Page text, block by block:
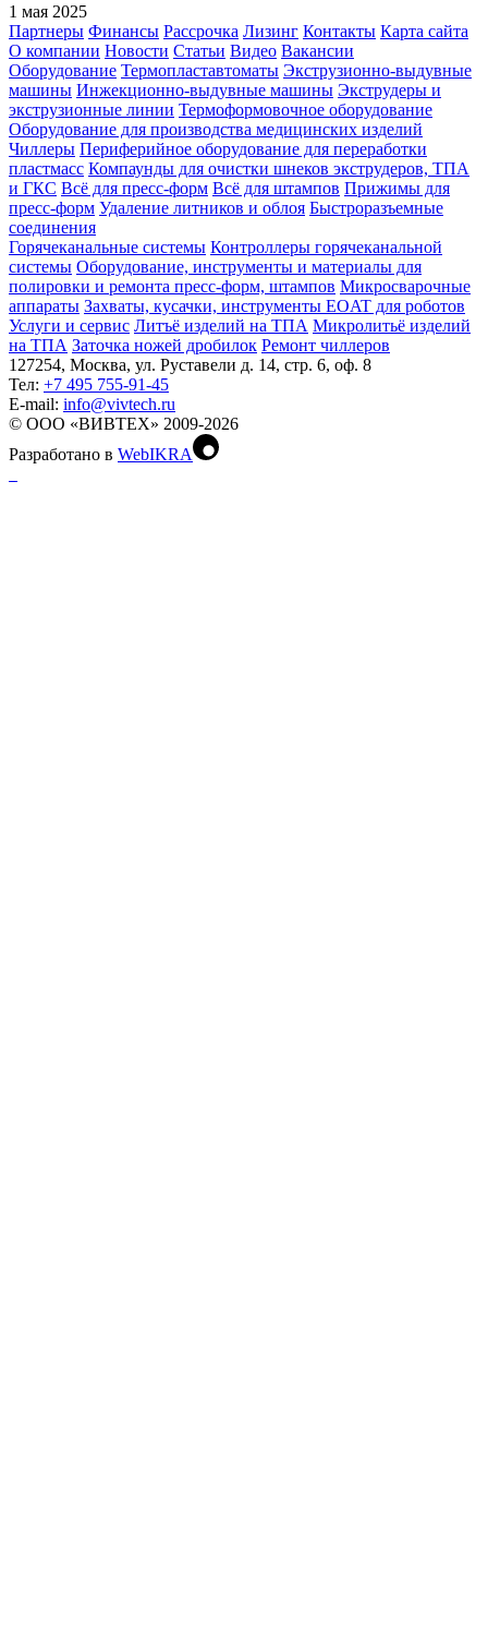
1 мая 2025
Партнеры Финансы Рассрочка Лизинг Контакты Карта сайта
О компании Новости Статьи Видео Вакансии
Оборудование Термопластавтоматы Экструзионно-выдувные
машины Инжекционно-выдувные машины Экструдеры и
экструзионные линии Термоформовочное оборудование
Оборудование для производства медицинских изделий
Чиллеры Периферийное оборудование для переработки
пластмасс Компаунды для очистки шнеков экструдеров, ТПА
и ГКС Всё для пресс-форм Всё для штампов Прижимы для
пресс-форм Удаление литников и облоя Быстроразъемные
соединения
Горячеканальные системы Контроллеры горячеканальной
системы Оборудование, инструменты и материалы для
полировки и ремонта пресс-форм, штампов Микросварочные
аппараты Захваты, кусачки, инструменты EOAT для роботов
Услуги и сервис Литъё изделий на ТПА Микролитьё изделий
на ТПА Заточка ножей дробилок Ремонт чиллеров
127254, Москва, ул. Руставели д. 14, стр. 6, оф. 8
Тел: +7 495 755-91-45
Е-mail: info@vivtech.ru
© ООО «ВИВТЕХ» 2009-2026
Разработано в WebIKRA